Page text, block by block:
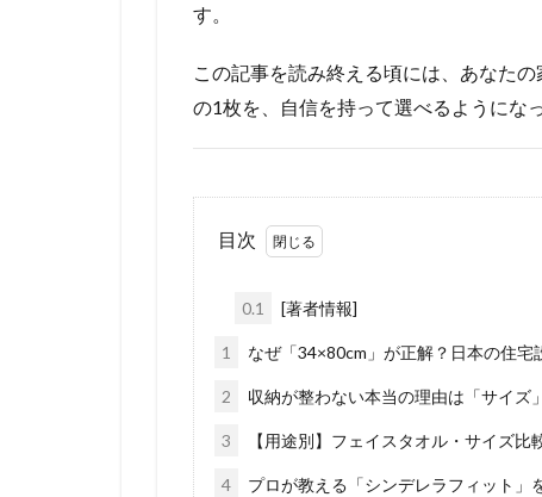
す。
この記事を読み終える頃には、あなた
の1枚を、自信を持って選べるようにな
目次
0.1 [著者情報]
1 なぜ「34×80cm」が正解？日本の住宅
2 収納が整わない本当の理由は「サイズ
3 【用途別】フェイスタオル・サイズ
4 プロが教える「シンデレラフィット」